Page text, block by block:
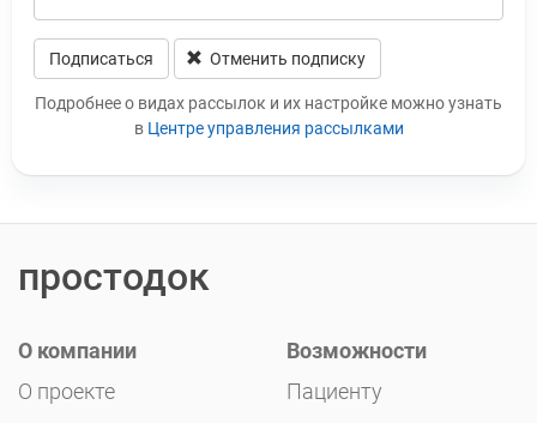
Подписаться Отменить подписку
Leave this field blank
Подробнее о видах рассылок и их настройке можно узнать
в Центре управления рассылками
простодок
О компании
О проекте
Возможности
Пациенту